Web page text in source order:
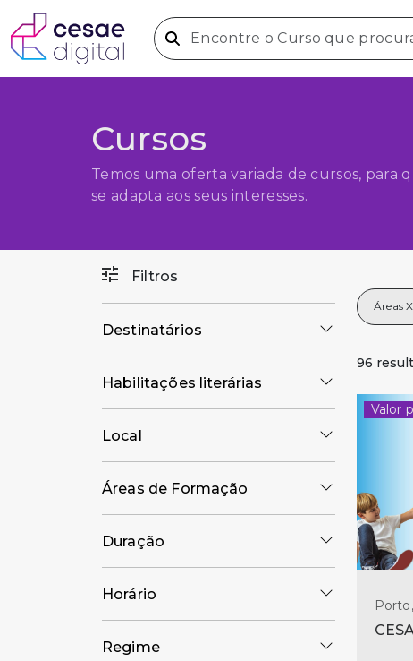
Cursos
Temos uma oferta variada de cursos, para
se adapta aos seus interesses.
Filtros
Destinatários
Habilitações literárias
Local
Áreas de Formação
Duração
Horário
Regime
96
Valor